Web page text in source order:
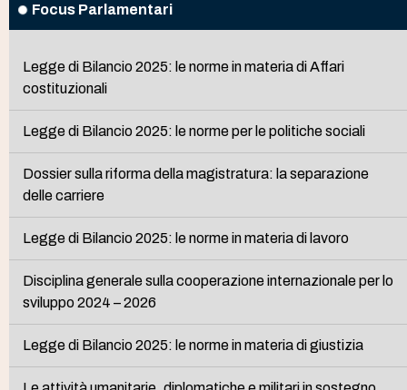
Focus Parlamentari
Legge di Bilancio 2025: le norme in materia di Affari
costituzionali
Legge di Bilancio 2025: le norme per le politiche sociali
Dossier sulla riforma della magistratura: la separazione
delle carriere
Legge di Bilancio 2025: le norme in materia di lavoro
Disciplina generale sulla cooperazione internazionale per lo
sviluppo 2024 – 2026
Legge di Bilancio 2025: le norme in materia di giustizia